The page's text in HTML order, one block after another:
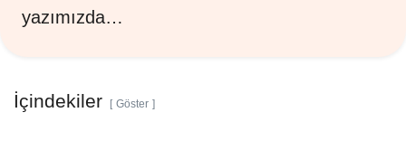
yazımızda…
İçindekiler Göster